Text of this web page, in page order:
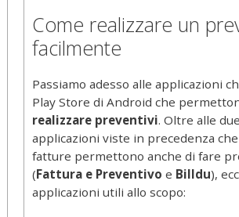
Come realizzare un
facilmente
Passiamo adesso alle applicazioni
Play Store di Android che
realizzare preventivi. Oltre alle due
applicazioni viste in precedenza
fatture permettono anche di fare
(Fattura e Preventivo e Billdu),
applicazioni utili allo scopo: